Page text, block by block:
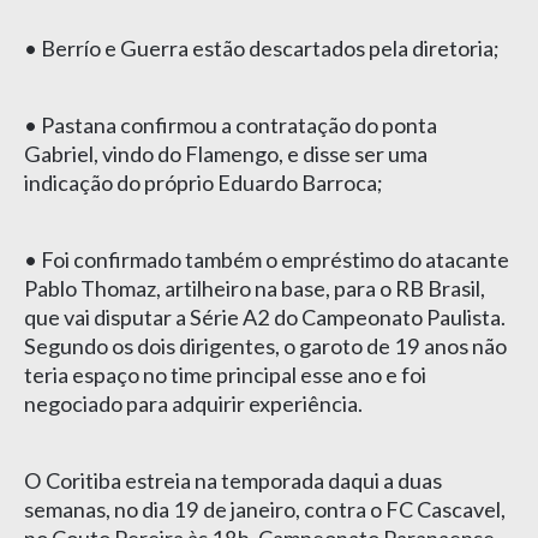
• Berrío e Guerra estão descartados pela diretoria;
• Pastana confirmou a contratação do ponta
Gabriel, vindo do Flamengo, e disse ser uma
indicação do próprio Eduardo Barroca;
• Foi confirmado também o empréstimo do atacante
Pablo Thomaz, artilheiro na base, para o RB Brasil,
que vai disputar a Série A2 do Campeonato Paulista.
Segundo os dois dirigentes, o garoto de 19 anos não
teria espaço no time principal esse ano e foi
negociado para adquirir experiência.
O Coritiba estreia na temporada daqui a duas
semanas, no dia 19 de janeiro, contra o FC Cascavel,